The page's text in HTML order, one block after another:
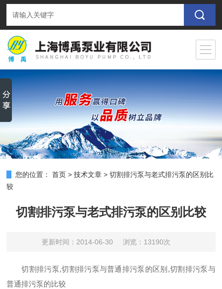
您的位置： 首页 >技术文章 >切割排污泵与老式排污泵的区别比
较
切割排污泵与老式排污泵的区别比较
更新时间：2014-06-30 浏览：13190次
切割排污泵,切割排污泵与普通排污泵的区别,切割排污泵与
普通排污泵的比较